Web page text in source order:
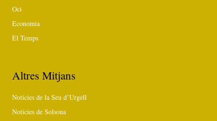
Oci
Economia
El Temps
Altres Mitjans
Notícies de la Seu d’Urgell
Notícies de Solsona